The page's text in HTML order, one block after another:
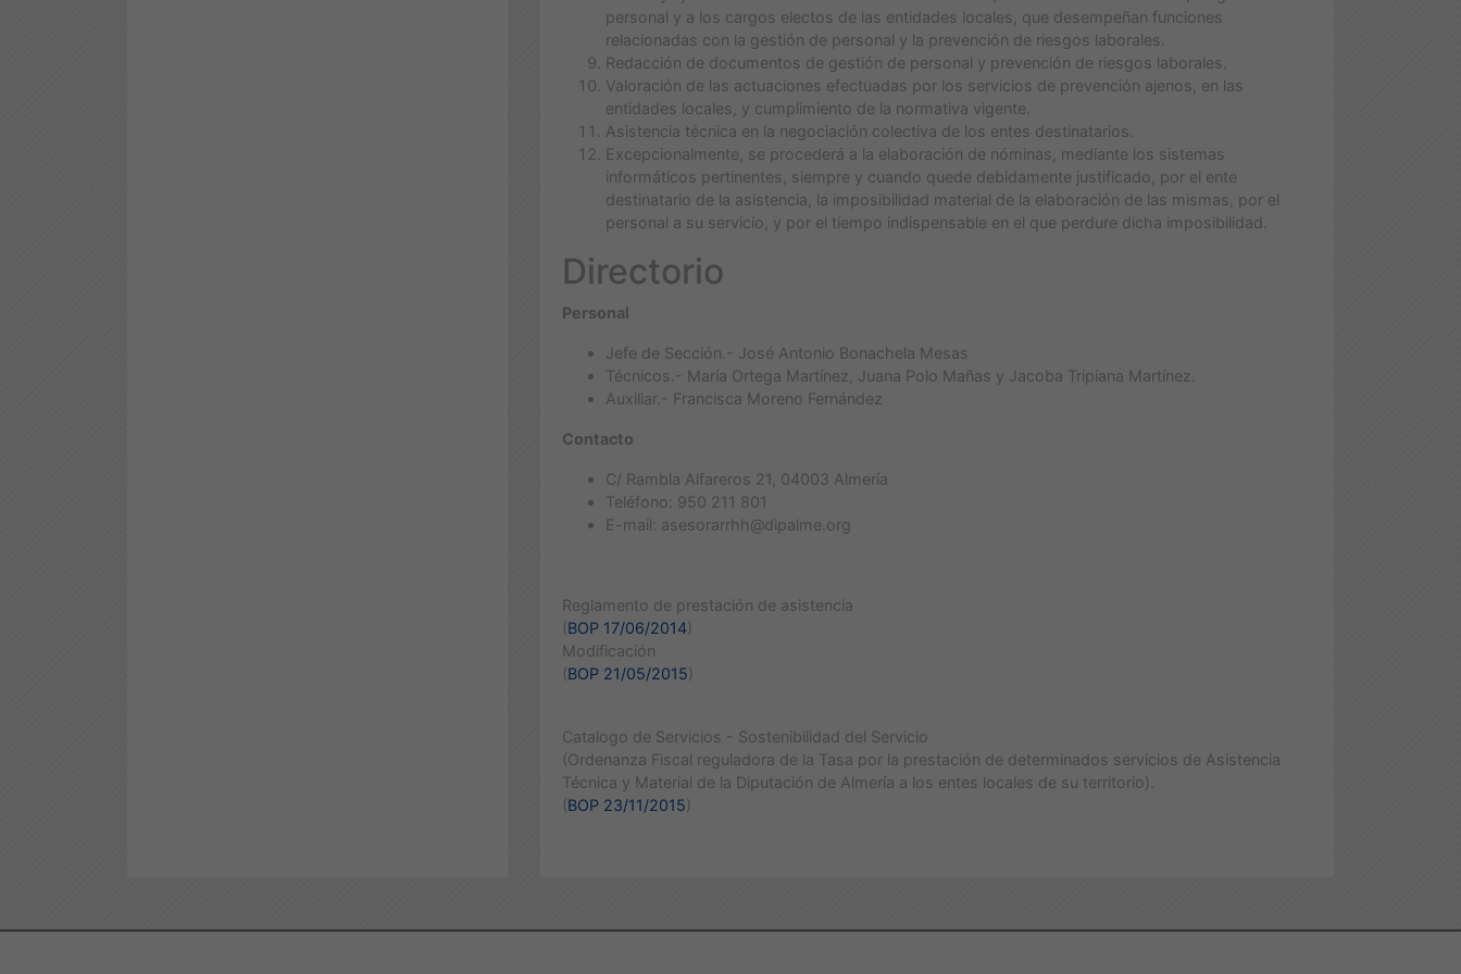
personal y a los cargos electos de las entidades locales, que desempeñan funciones
relacionadas con la gestión de personal y la prevención de riesgos laborales.
Redacción de documentos de gestión de personal y prevención de riesgos laborales.
Valoración de las actuaciones efectuadas por los servicios de prevención ajenos, en las
entidades locales, y cumplimiento de la normativa vigente.
Asistencia técnica en la negociación colectiva de los entes destinatarios.
Excepcionalmente, se procederá a la elaboración de nóminas, mediante los sistemas
informáticos pertinentes, siempre y cuando quede debidamente justificado, por el ente
destinatario de la asistencia, la imposibilidad material de la elaboración de las mismas, por el
personal a su servicio, y por el tiempo indispensable en el que perdure dicha imposibilidad.
Directorio
Personal
Jefe de Sección.- José Antonio Bonachela Mesas
Técnicos.- María Ortega Martínez, Juana Polo Mañas y Jacoba Tripiana Martínez.
Auxiliar.- Francisca Moreno Fernández
Contacto
C/ Rambla Alfareros 21, 04003 Almería
Teléfono: 950 211 801
E-mail: asesorarrhh@dipalme.org
Reglamento de prestación de asistencia
(BOP 17/06/2014)
Modificación
(BOP 21/05/2015)
Catalogo de Servicios - Sostenibilidad del Servicio
(Ordenanza Fiscal reguladora de la Tasa por la prestación de determinados servicios de Asistencia
Técnica y Material de la Diputación de Almería a los entes locales de su territorio).
(BOP 23/11/2015)